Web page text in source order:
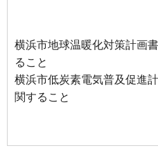
横浜市地球温暖化対策計画
ること
横浜市低炭素電気普及促進
関すること